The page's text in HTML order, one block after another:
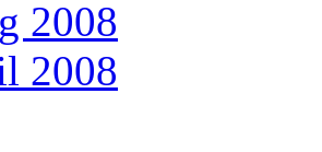
2008
2008